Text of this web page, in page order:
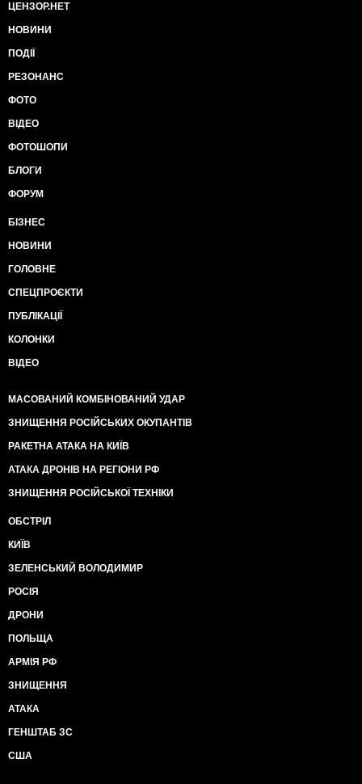
ЦЕНЗОР.НЕТ
НОВИНИ
ПОДІЇ
РЕЗОНАНС
ФОТО
ВІДЕО
ФОТОШОПИ
БЛОГИ
ФОРУМ
БІЗНЕС
НОВИНИ
ГОЛОВНЕ
СПЕЦПРОЄКТИ
ПУБЛІКАЦІЇ
КОЛОНКИ
ВІДЕО
МАСОВАНИЙ КОМБІНОВАНИЙ УДАР
ЗНИЩЕННЯ РОСІЙСЬКИХ ОКУПАНТІВ
РАКЕТНА АТАКА НА КИЇВ
АТАКА ДРОНІВ НА РЕГІОНИ РФ
ЗНИЩЕННЯ РОСІЙСЬКОЇ ТЕХНІКИ
ОБСТРІЛ
КИЇВ
ЗЕЛЕНСЬКИЙ ВОЛОДИМИР
РОСІЯ
ДРОНИ
ПОЛЬЩА
АРМІЯ РФ
ЗНИЩЕННЯ
АТАКА
ГЕНШТАБ ЗС
США